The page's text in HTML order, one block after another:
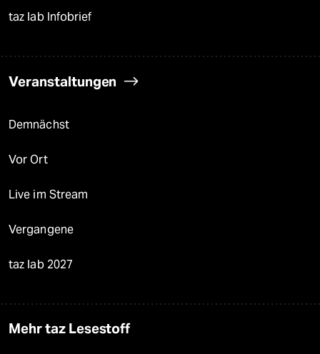
taz lab Infobrief
Veranstaltungen
Demnächst
Vor Ort
Live im Stream
Vergangene
taz lab 2027
Mehr taz Lesestoff